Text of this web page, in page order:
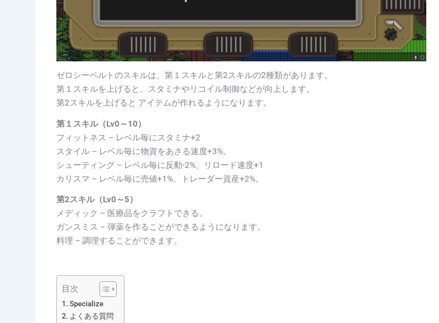
ゼロシーベルトのスキルは、第１スキルと第2スキルの2種類があります。
第１スキルを上げると、スタミナやリコイル制御などが向上します。
第2スキルを上げると アイテムが作れるようになります。
第１スキル（Lv0～10）
フィットネス – レベル毎にスタミナ+2
スタイル – レベル毎に物資をあさる速度+3%。
シューティング – レベル毎に反動-2%、リロード速度+1
カリスマ – レベル毎に売値+1%、トレーダー資産+2%。
第2スキル（Lv0～5）
メディック – 医療品をクラフトできる。
ガンスミス – 弾薬を作ることができるようになります。
料理 – 調理することができます。
目次
Specialize
よくある質問